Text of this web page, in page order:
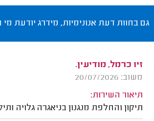
גם בחוות דעת אנונימיות, מידרג יודעת
זיו כרמל, מודיעין.
משוב: 20/07/2026
תיאור השירות:
תיקון והחלפת מנגנון בניאגרה גלויה